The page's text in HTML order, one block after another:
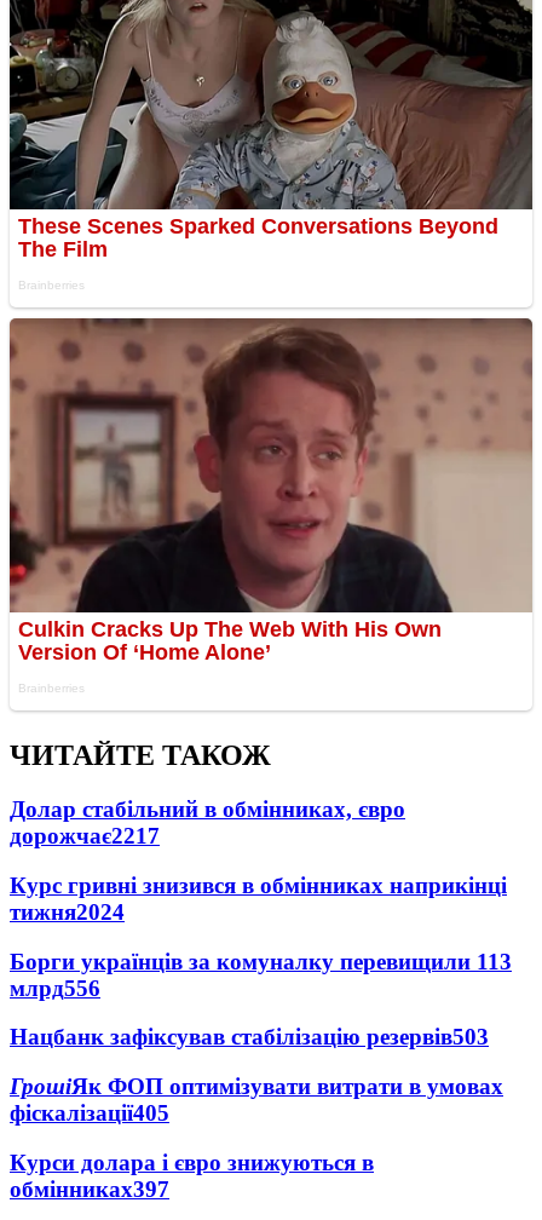
ЧИТАЙТЕ ТАКОЖ
Долар стабільний в обмінниках, євро
дорожчає2217
Курс гривні знизився в обмінниках наприкінці
тижня2024
Борги українців за комуналку перевищили 113
млрд556
Нацбанк зафіксував стабілізацію резервів503
ГрошіЯк ФОП оптимізувати витрати в умовах
фіскалізації405
Курси долара і євро знижуються в
обмінниках397